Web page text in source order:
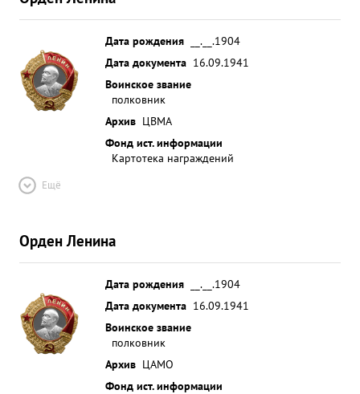
Дата рождения
__.__.1904
Дата документа 16.09.1941
Воинское звание
полковник
Архив ЦВМА
Фонд ист. информации
Картотека награждений
Ещё
Орден Ленина
Дата рождения
__.__.1904
Дата документа 16.09.1941
Воинское звание
полковник
Архив ЦАМО
Фонд ист. информации